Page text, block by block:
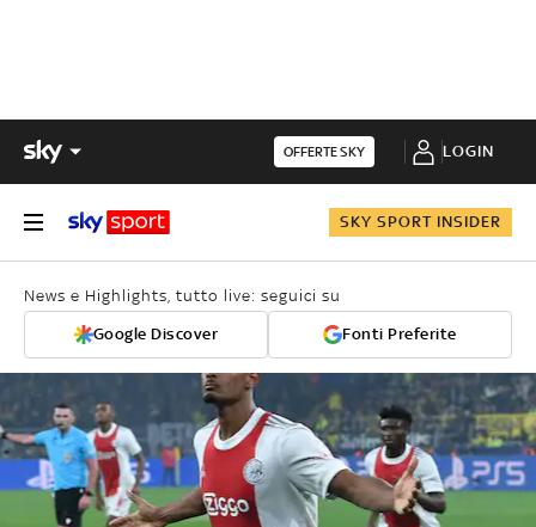
OFFERTE SKY LOGIN
SKY SPORT INSIDER
News e Highlights, tutto live: seguici su
Google Discover Fonti Preferite